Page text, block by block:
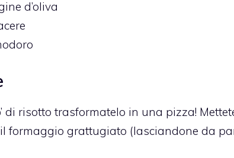
d’oliva
di risotto trasformatelo in una pizza!
formaggio grattugiato (lasciandone da